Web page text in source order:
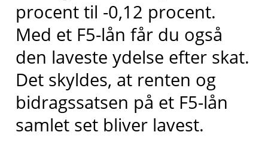
procent til -0,12 procent.
Med et F5-lån får du også
den laveste ydelse efter skat.
Det skyldes, at renten og
bidragssatsen på et F5-lån
samlet set bliver lavest.